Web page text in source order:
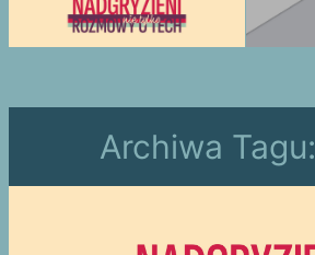
Archiwa Tagu: